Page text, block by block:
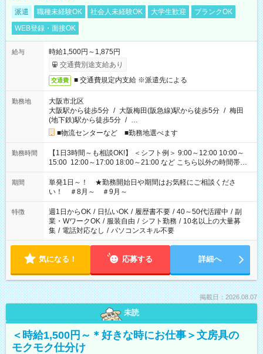
派遣 職種未経験OK 社会人未経験OK 大学生歓迎
ブランクOK
WEB登録・面接OK
給与
時給1,500円～1,875円
交通費別途支給あり
交通費 ■ 交通費規定内支給 ※派遣先による
勤務地
大阪市北区
大阪駅から徒歩5分 / 大阪梅田(阪急線)駅から徒歩5分 / 梅田
(地下鉄)駅から徒歩5分 / …
■物流センターなど ■勤務地選べます
勤務時間
【1日3時間～も相談OK!】 ＜シフト例＞ 9:00～12:00 10:00～
15:00 12:00～17:00 18:00～21:00 など こちら以外の時間帯も
お気軽にご相談ください！
期間
単発1日～！ ★勤務開始日や期間はお気軽にご相談くださ
い！ ＃8月～ ＃9月～
特徴 週1日からOK / 日払いOK / 履歴書不要 / 40～50代活躍中 / 副
業・WワークOK / 服装自由 / シフト勤務 / 10名以上の大量募
集 / 電話対応なし / パソコンスキル不要
気になる！ 応募する 詳細へ
掲載日：2026.08.07
未読
＜時給1,500円～＊好きな時にお仕事＞文房具の
モクモク仕分け